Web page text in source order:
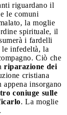
riguardano il
le comuni
la moglie
spirituale, il
i fardelli
le infedeltà, la
Ciò che
riparazione dei
cristiana
appena insorgano
coniuge sulle
. La moglie